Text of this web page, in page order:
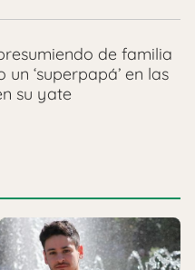
de familia
‘superpapá’ en las
su yate